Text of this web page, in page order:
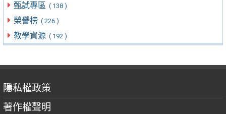
甄試專區 ( 138 )
榮譽榜 ( 226 )
教學資源 ( 192 )
隱私權政策
著作權聲明